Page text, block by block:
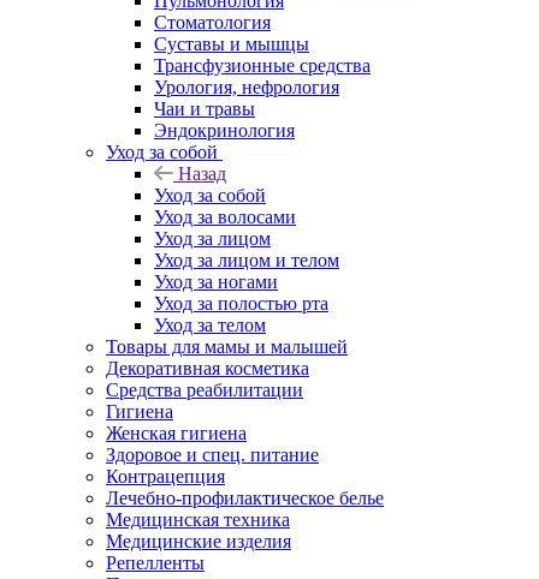
Стоматология
Суставы и мышцы
Трансфузионные средства
Урология, нефрология
Чаи и травы
Эндокринология
Уход за собой
Назад
Уход за собой
Уход за волосами
Уход за лицом
Уход за лицом и телом
Уход за ногами
Уход за полостью рта
Уход за телом
Товары для мамы и малышей
Декоративная косметика
Средства реабилитации
Гигиена
Женская гигиена
Здоровое и спец. питание
Контрацепция
Лечебно-профилактическое белье
Медицинская техника
Медицинские изделия
Репелленты